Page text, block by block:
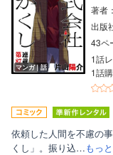
マンガ｜話
著者
出版
43ペ
1話
1話
依頼した人間を不慮の
くし」。振り込…もっ